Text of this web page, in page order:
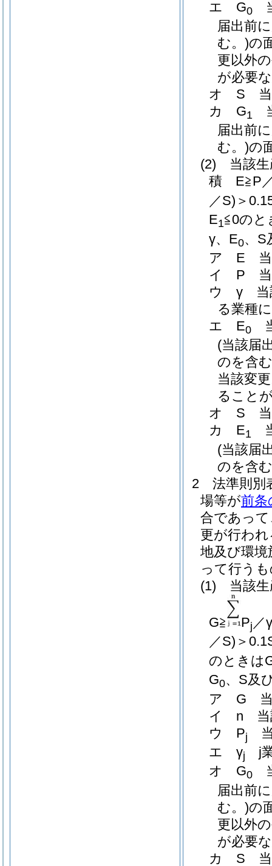
エ
G0
届出前
む。)の
更以外
が必要
オ
S 当
カ
G1
届出前
む。)の
(2)
当該
積 E≧P
／S) ＞
E1≦0のと
γ、E0、S
ア
E 当
イ
P 当
ウ
γ 当
る業種
エ
E0
(当該届
のを含
当該変
ること
オ
S 当
カ
E1
(当該届
のを含
2
法準則別
場等が前条
合であっ
更が行わ
地及び環
って行う
(1)
当該
G≧ Pj ／γ
／S) ＞
のときは
G0、S及
ア
G 当
イ
n 当
ウ
Pj
当
エ
γj
j
オ
G0
届出前
む。)の
更以外
が必要
カ
S 当